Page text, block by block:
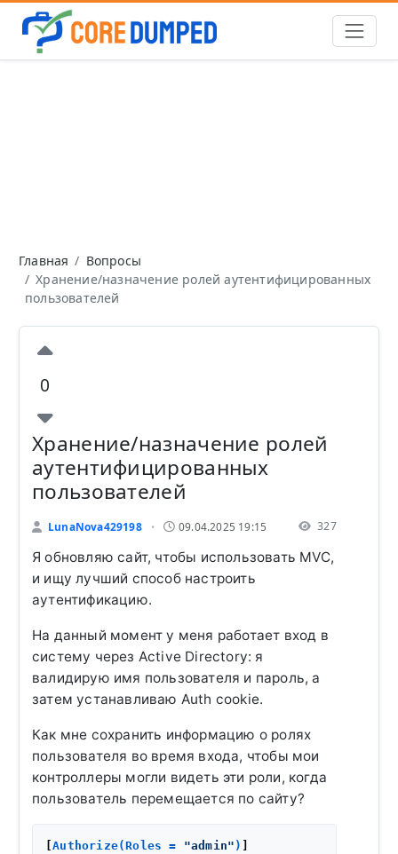
Главная
Вопросы
Хранение/назначение ролей аутентифицированных
пользователей
0
Хранение/назначение ролей
аутентифицированных
пользователей
LunaNova429198 • 09.04.2025 19:15 327
Я обновляю сайт, чтобы использовать MVC,
и ищу лучший способ настроить
аутентификацию.
На данный момент у меня работает вход в
систему через Active Directory: я
валидирую имя пользователя и пароль, а
затем устанавливаю Auth cookie.
Как мне сохранить информацию о ролях
пользователя во время входа, чтобы мои
контроллеры могли видеть эти роли, когда
пользователь перемещается по сайту?
[Authorize(Roles = "admin" )